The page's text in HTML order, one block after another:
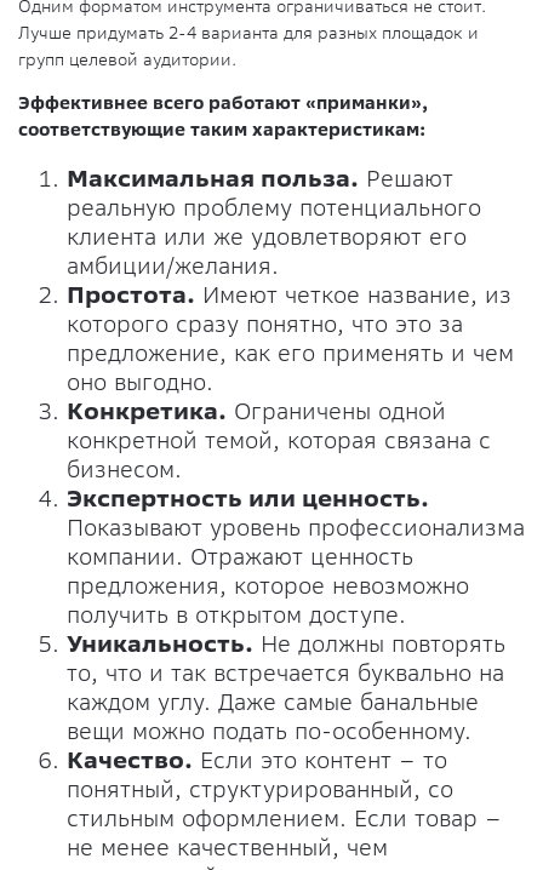
Одним форматом инструмента ограничиваться не стоит.
Лучше придумать 2-4 варианта для разных площадок и
групп целевой аудитории.
Эффективнее всего работают «приманки»,
соответствующие таким характеристикам:
Максимальная польза. Решают
реальную проблему потенциального
клиента или же удовлетворяют его
амбиции/желания.
Простота. Имеют четкое название, из
которого сразу понятно, что это за
предложение, как его применять и чем
оно выгодно.
Конкретика. Ограничены одной
конкретной темой, которая связана с
бизнесом.
Экспертность или ценность.
Показывают уровень профессионализма
компании. Отражают ценность
предложения, которое невозможно
получить в открытом доступе.
Уникальность. Не должны повторять
то, что и так встречается буквально на
каждом углу. Даже самые банальные
вещи можно подать по-особенному.
Качество. Если это контент – то
понятный, структурированный, со
стильным оформлением. Если товар –
не менее качественный, чем